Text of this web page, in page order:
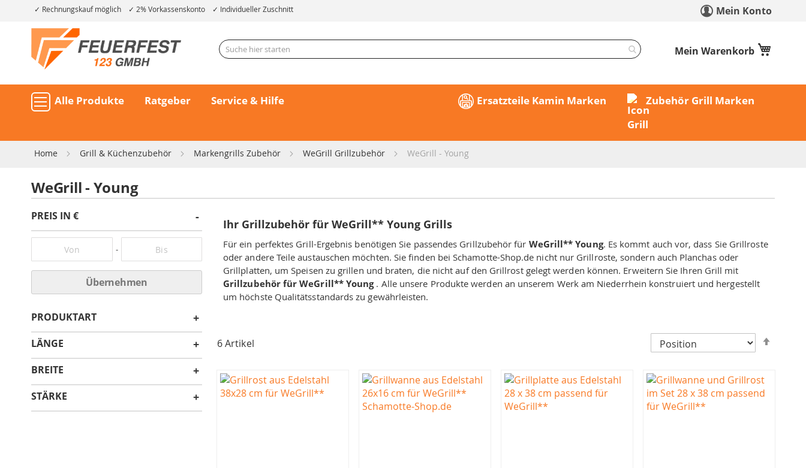
Rechnungskauf möglich 2% Vorkassenskonto Individueller Zuschnitt Mein Konto
Mein Warenkorb
Alle Produkte Ratgeber Service & Hilfe Ersatzteile Kamin Marken Zubehör Grill Marken
Home Grill & Küchenzubehör Markengrills Zubehör WeGrill Grillzubehör WeGrill - Young
WeGrill - Young
Ihr Grillzubehör für WeGrill** Young Grills
Für ein perfektes Grill-Ergebnis benötigen Sie passendes Grillzubehör für WeGrill** Young. Es kommt auch vor, dass Sie Grillroste
oder andere Teile austauschen möchten. Sie finden bei Schamotte-Shop.de nicht nur Grillroste, sondern auch Planchas oder
Grillplatten, um Speisen zu grillen und braten, die nicht auf den Grillrost gelegt werden können. Erweitern Sie Ihren Grill mit
Grillzubehör für WeGrill** Young . Alle unsere Produkte werden an unserem Werk am Niederrhein konstruiert und hergestellt
um höchste Qualitätsstandards zu gewährleisten.
6Artikel
PREIS IN €
-
Übernehmen
PRODUKTART
LÄNGE
BREITE
STÄRKE